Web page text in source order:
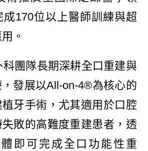
成170位以上醫師訓練與超
。
團隊長期深耕全口重建與
發展以All-on-4®為核心的
牙手術，尤其適用於口腔
敗的高難度重建患者，透
即可完成全口功能性重